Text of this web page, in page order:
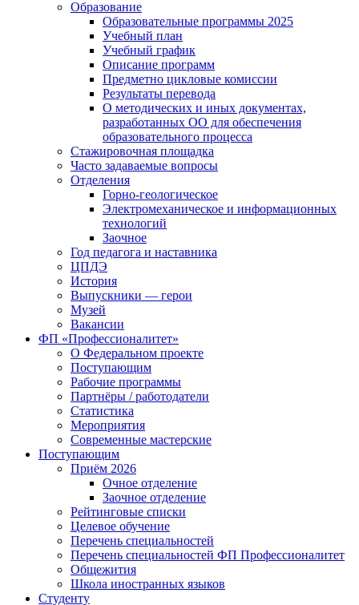
Образование
Образовательные программы 2025
Учебный план
Учебный график
Описание программ
Предметно цикловые комиссии
Результаты перевода
О методических и иных документах,
разработанных ОО для обеспечения
образовательного процесса
Стажировочная площадка
Часто задаваемые вопросы
Отделения
Горно-геологическое
Электромеханическое и информационных
технологий
Заочное
Год педагога и наставника
ЦПДЭ
История
Выпускники — герои
Музей
Вакансии
ФП «Профессионалитет»
О Федеральном проекте
Поступающим
Рабочие программы
Партнёры / работодатели
Статистика
Мероприятия
Современные мастерские
Поступающим
Приём 2026
Очное отделение
Заочное отделение
Рейтинговые списки
Целевое обучение
Перечень специальностей
Перечень специальностей ФП Профессионалитет
Общежития
Школа иностранных языков
Студенту